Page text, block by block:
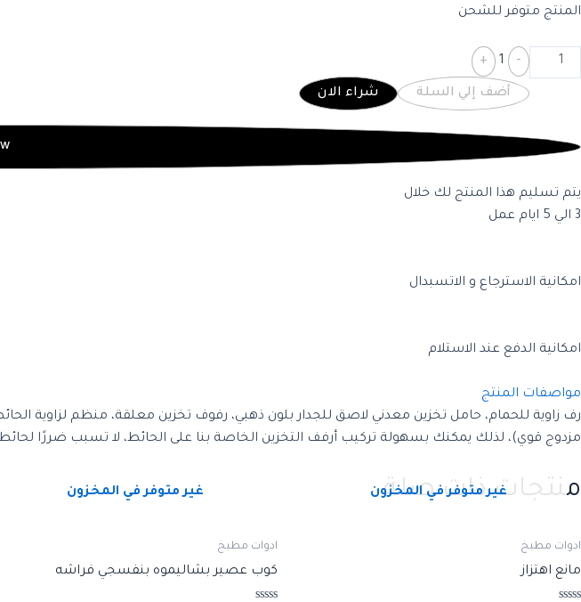
المنتج متوفر للشحن
-
1
+
أضف إلي السلة شراء الان
يتم تسليم هذا المنتج لك خلال
3 الي 5 ايام عمل
امكانية الاسترجاع و الاتسبدال
امكانية الدفع عند الاستلام
مواصفات المنتج
رف زاوية للحمام، حامل تخزين معدني لاصق للجدار بلون ذهبي، رفوف تخزين معلقة، منظم لزاوية
مزدوج قوي)، لذلك يمكنك بسهولة تركيب أرفف التخزين الخاصة بنا على الحائط، لا تسبب ضررًا
منتجات ذات صلة
غير متوفر في المخزون
ادوات مطبخ
مانع اهتزاز
غير متوفر في المخزون
ادوات مطبخ
كوب عصير بشاليموه بنفسجي فراشه